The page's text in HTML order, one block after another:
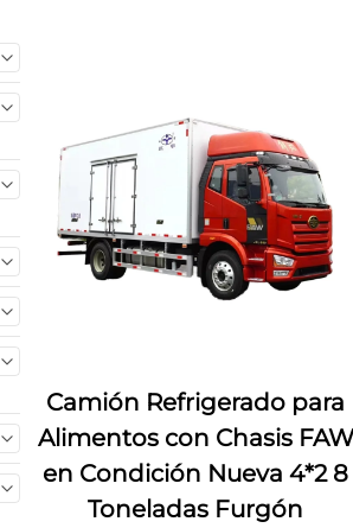
Camión Refrigerado para
Alimentos con Chasis FAW
en Condición Nueva 4*2 8
Toneladas Furgón